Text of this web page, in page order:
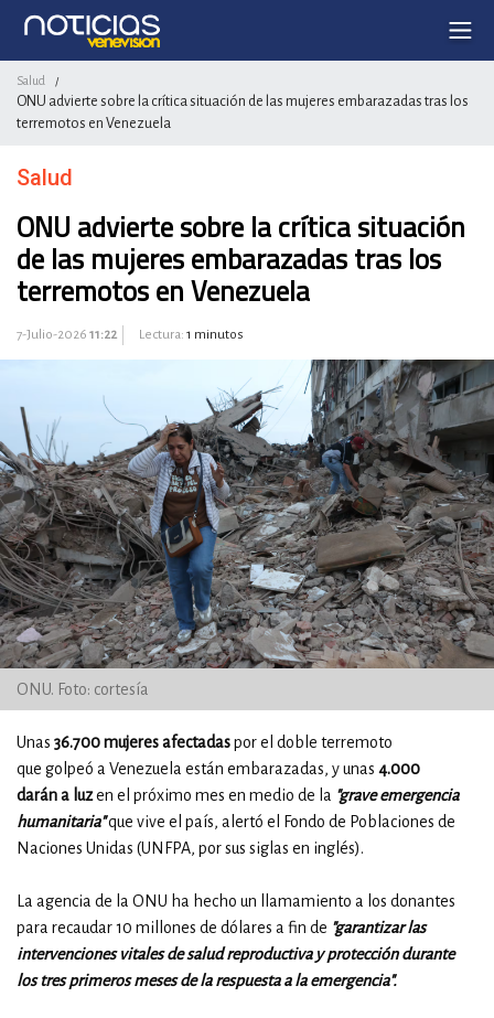
Salud /
ONU advierte sobre la crítica situación de las mujeres embarazadas tras los
terremotos en Venezuela
Salud
ONU advierte sobre la crítica situación
de las mujeres embarazadas tras los
terremotos en Venezuela
7-Julio-2026 11:22 Lectura: 1 minutos
ONU. Foto: cortesía
Unas 36.700 mujeres afectadaspor el doble terremoto
que golpeó a Venezuela están embarazadas, y unas 4.000
darán a luzen el próximo mes en medio de la "grave emergencia
humanitaria"que vive el país, alertó el Fondo de Poblaciones de
Naciones Unidas (UNFPA, por sus siglas en inglés).
La agencia de la ONU ha hecho un llamamiento a los donantes
para recaudar 10 millones de dólares a fin de "garantizar las
intervenciones vitales de salud reproductiva y protección durante
los tres primeros meses de la respuesta a la emergencia".